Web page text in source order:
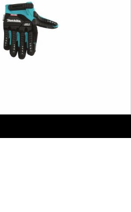
All rights reserved.